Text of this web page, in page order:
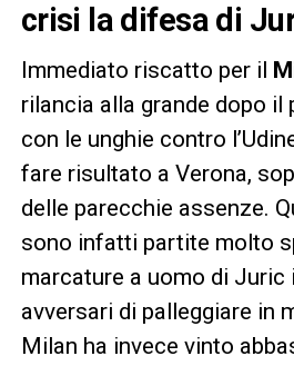
crisi la difesa di
Immediato riscatto per il
rilancia alla grande dopo
con le unghie contro
fare risultato a Verona,
delle parecchie assenze.
sono infatti partite molto
marcature a uomo di Juric
avversari di palleggiare in
Milan ha invece vinto